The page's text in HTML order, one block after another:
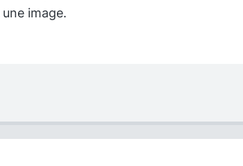
image.